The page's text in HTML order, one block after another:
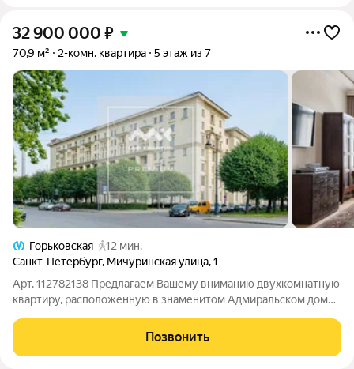
32 900 000 ₽
70,9 м² 2-комн. квартира 5 этаж из 7
Горьковская
12 мин.
Санкт-Петербург, Мичуринская улица,1
Арт. 112782138 Предлагаем Вашему вниманию двухкомнатную
квартиру, расположенную в знаменитом Адмиральском доме,
Здание расположено на Петровской набережной, на
пересечении с Мичуринской
Позвонить